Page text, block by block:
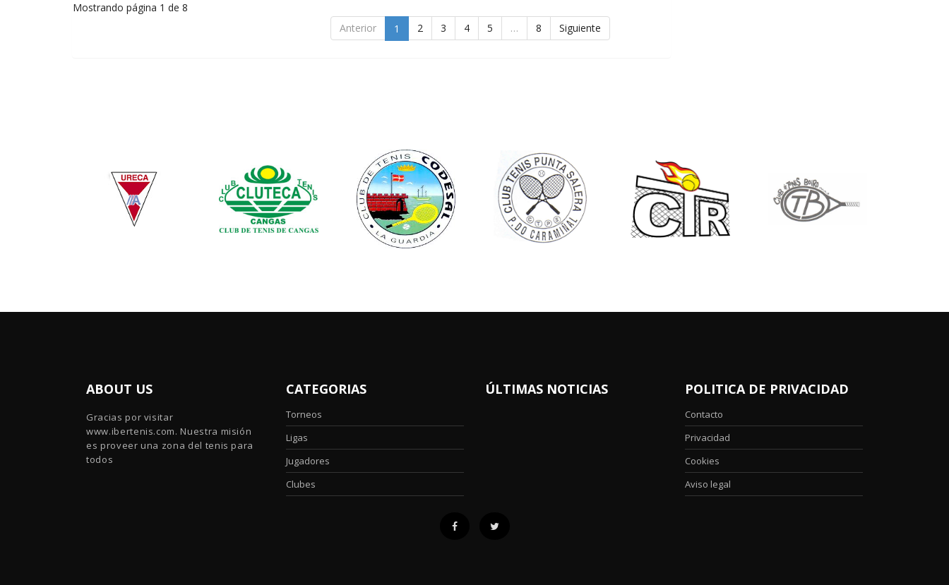
Mostrando página 1 de 8
Anterior
1 2 3 4 5 … 8 Siguiente
ABOUT US
Gracias por visitar
www.ibertenis.com. Nuestra misión
es proveer una zona del tenis para
todos
CATEGORIAS
Torneos
Ligas
Jugadores
Clubes
ÚLTIMAS NOTICIAS POLITICA DE PRIVACIDAD
Contacto
Privacidad
Cookies
Aviso legal